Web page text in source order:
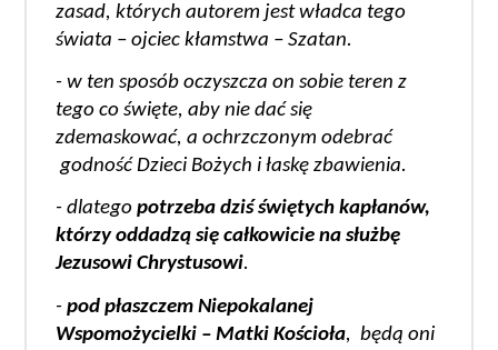
zasad, których autorem jest władca tego
świata – ojciec kłamstwa – Szatan.
- w ten sposób oczyszcza on sobie teren z
tego co święte, aby nie dać się
zdemaskować, a ochrzczonym odebrać
godność Dzieci Bożych i łaskę zbawienia.
- dlatego potrzeba dziś świętych kapłanów,
którzy oddadzą się całkowicie na służbę
Jezusowi Chrystusowi.
- pod płaszczem Niepokalanej
Wspomożycielki – Matki Kościoła,  będą oni